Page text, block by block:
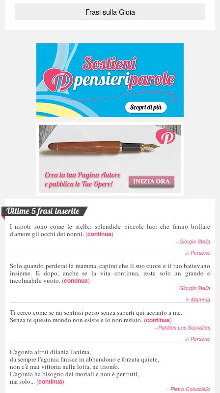
Frasi sulla Gioia
Ultime 5 frasi inserite
I nipoti sono come le stelle: splendide piccole luci che fanno brillare
d'amore gli occhi dei nonni. (continua)
--Giorgia Stella
in Persone
Solo quando perderai la mamma, capirai che il suo cuore e il tuo battevano
insieme. E dopo, anche se la vita continua, resta solo un grande e
incolmabile vuoto. (continua)
--Giorgia Stella
in Mamma
Ti cerco come se mi sentissi perso senza saperti qui accanto a me.
Senza te questo mondo non esiste e io non resisto. (continua)
--Pablitos Los Sconditos
in Persone
L'agonia altrui dilania l'anima,
da sempre l'agonia finisce in abbandono e forzata quiete,
non c'è mai vittoria nella lotta, né trionfo.
L'agonia ha bisogno dei mortali e non è per tutti,
ma solo... (continua)
--Pietro Colucciello